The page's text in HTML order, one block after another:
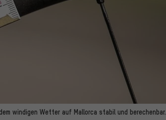
windigen Wetter auf Mallorca stabil und berechenbar.